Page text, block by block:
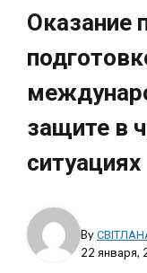
Оказание
защите в
ситуациях
By
22 января,